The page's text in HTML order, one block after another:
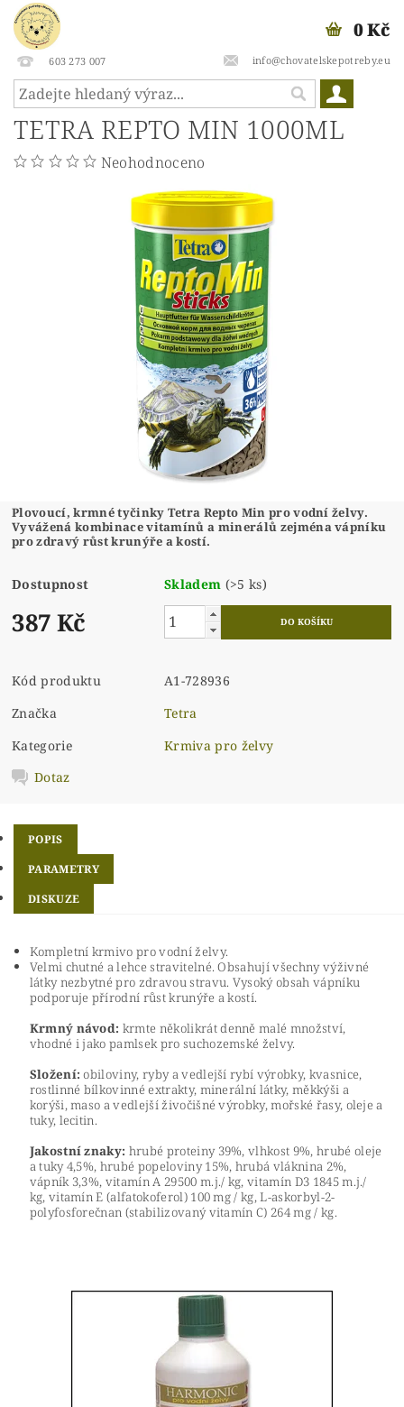
603 273 007 info@chovatelskepotreby.eu
0 Kč
TETRA REPTO MIN 1000ML
Neohodnoceno
Plovoucí, krmné tyčinky Tetra Repto Min pro vodní želvy.
Vyvážená kombinace vitamínů a minerálů zejména vápníku
pro zdravý růst krunýře a kostí.
Dostupnost Skladem (>5 ks)
387 Kč
Kód produktu
A1-728936
Značka
Tetra
Kategorie
Krmiva pro želvy
Dotaz
POPIS
PARAMETRY
DISKUZE
Kompletní krmivo pro vodní želvy.
Velmi chutné a lehce stravitelné. Obsahují všechny výživné
látky nezbytné pro zdravou stravu. Vysoký obsah vápníku
podporuje přírodní růst krunýře a kostí.
Krmný návod: krmte několikrát denně malé množství,
vhodné i jako pamlsek pro suchozemské želvy.
Složení: obiloviny, ryby a vedlejší rybí výrobky, kvasnice,
rostlinné bílkovinné extrakty, minerální látky, měkkýši a
korýši, maso a vedlejší živočišné výrobky, mořské řasy, oleje a
tuky, lecitin.
Jakostní znaky: hrubé proteiny 39%, vlhkost 9%, hrubé oleje
a tuky 4,5%, hrubé popeloviny 15%, hrubá vláknina 2%,
vápník 3,3%, vitamín A 29500 m.j./ kg, vitamín D3 1845 m.j./
kg, vitamín E (alfatokoferol) 100 mg / kg, L-askorbyl-2-
polyfosforečnan (stabilizovaný vitamín C) 264 mg / kg.